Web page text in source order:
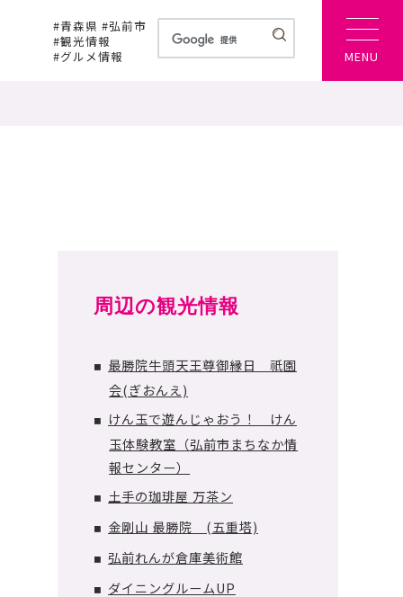
MENU
#青森県 #弘前市
#観光情報
#グルメ情報
周辺の観光情報
■
最勝院牛頭天王尊御縁日 祇園
会(ぎおんえ)
■
けん玉で遊んじゃおう！ けん
玉体験教室（弘前市まちなか情
報センター）
■ 土手の珈琲屋 万茶ン
■ 金剛山 最勝院 (五重塔)
■ 弘前れんが倉庫美術館
■ ダイニングルームUP